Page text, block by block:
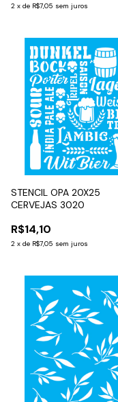
2 x de R$7,05 sem juros
STENCIL OPA 20X25
CERVEJAS 3020
R$14,10
2 x de R$7,05 sem juros